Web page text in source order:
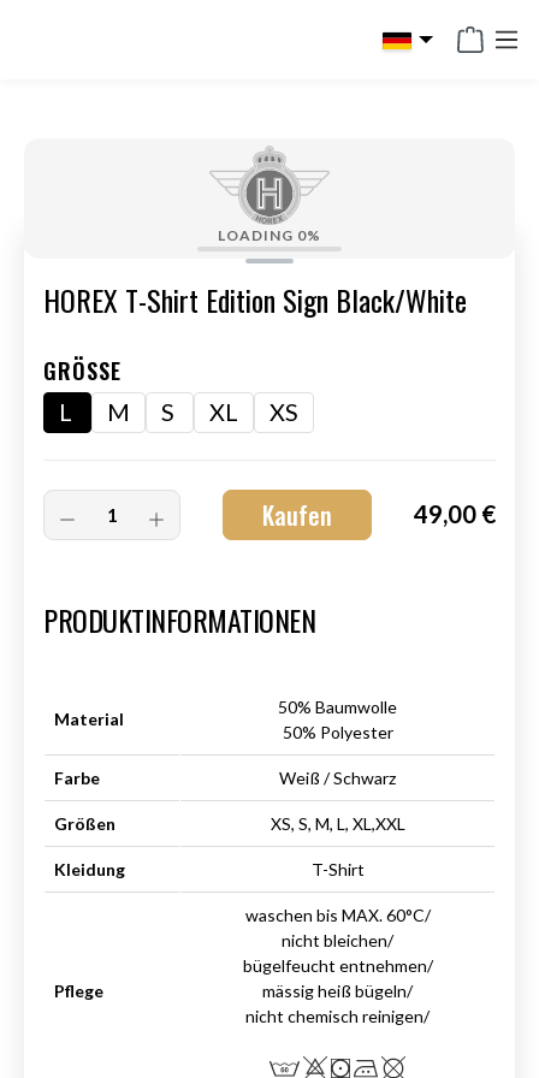
LOADING 0%
HOREX T-Shirt Edition Sign Black/White
GRÖSSE
L M S XL XS
Kaufen 49,00 €
PRODUKTINFORMATIONEN
Material
50% Baumwolle
50% Polyester
Farbe Weiß / Schwarz
Größen XS, S, M, L, XL,XXL
Kleidung T-Shirt
Pflege
waschen bis MAX. 60°C/
nicht bleichen/
bügelfeucht entnehmen/
mässig heiß bügeln/
nicht chemisch reinigen/